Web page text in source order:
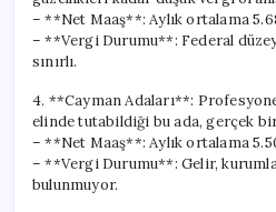
– **Net Maaş**: Aylık ortalama
– **Vergi Durumu**: Federal
sınırlı.
4. **Cayman Adaları**:
elinde tutabildiği bu ada, gerçek
– **Net Maaş**: Aylık ortalama
– **Vergi Durumu**: Gelir,
bulunmuyor.